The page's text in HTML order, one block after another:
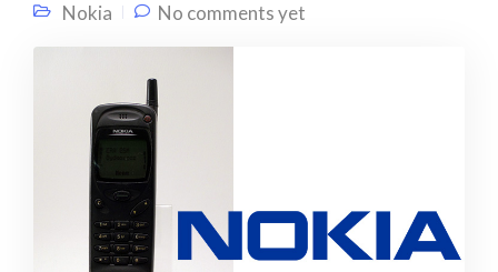
Nokia
No comments yet